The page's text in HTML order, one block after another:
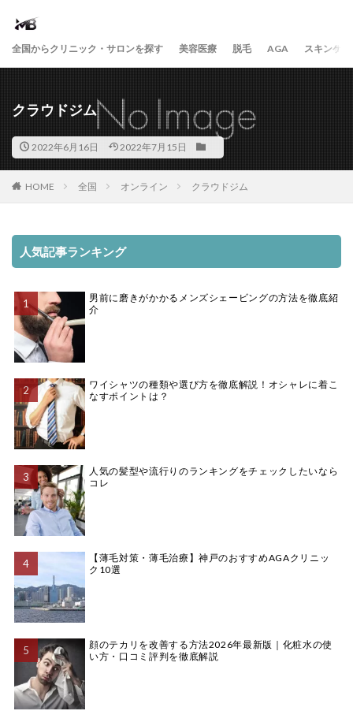
全国からクリニック・サロンを探す 美容医療 脱毛 AGA スキンケア
クラウドジム
2022年6月16日 2022年7月15日
HOME 全国 オンライン クラウドジム
人気記事ランキング
男前に磨きがかかるメンズシェービングの方法を徹底紹
介
ワイシャツの種類や選び方を徹底解説！オシャレに着こ
なすポイントは？
人気の髪型や流行りのランキングをチェックしたいなら
コレ
【薄毛対策・薄毛治療】神戸のおすすめAGAクリニッ
ク10選
顔のテカリを改善する方法2026年最新版｜化粧水の使
い方・口コミ評判を徹底解説